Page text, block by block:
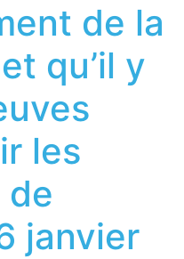
de la
qu’il y
les
janvier